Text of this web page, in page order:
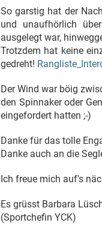
So garstig hat der
und unaufhörlich
ausgelegt war,
Trotzdem hat keine
gedreht!
Der Wind war böig
den Spinnaker oder
eingefordert hatten ;-)
Danke für das tolle
Danke auch an die
Ich freue mich auf's
Es grüsst Barbara
(Sportchefin YCK)